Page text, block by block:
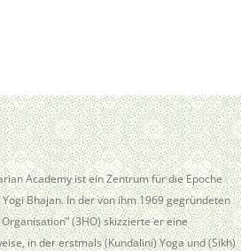
Academy ist ein Zentrum für die Epoche
Bhajan. In der von ihm 1969 gegründeten
(3HO) skizzierte er eine
in der erstmals (Kundalini) Yoga und (Sikh)